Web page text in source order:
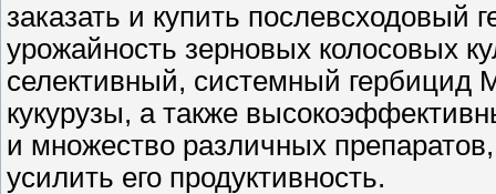
заказать и купить
урожайность зерновых колосовых
селективный, системный
кукурузы, а также
и множество различных
усилить его продуктивность.